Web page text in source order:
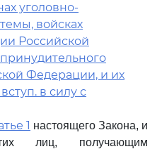
уголовно-
войсках
Российской
Федерации, и их
в силу с
1 настоящего Закона, и
лиц, получающим